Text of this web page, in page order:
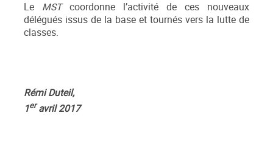
Le MSTcoordonne l’activité de ces nouveaux
délégués issus de la base et tournés vers la lutte de
classes.
Rémi Duteil,
1eravril 2017